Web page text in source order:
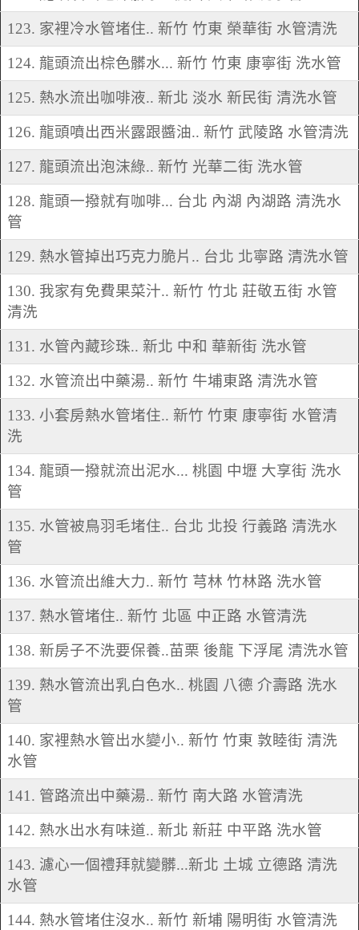
123. 家裡冷水管堵住.. 新竹 竹東 榮華街 水管清洗
124. 龍頭流出棕色髒水... 新竹 竹東 康寧街 洗水管
125. 熱水流出咖啡液.. 新北 淡水 新民街 清洗水管
126. 龍頭噴出西米露跟醬油.. 新竹 武陵路 水管清洗
127. 龍頭流出泡沫綠.. 新竹 光華二街 洗水管
128. 龍頭一撥就有咖啡... 台北 內湖 內湖路 清洗水
管
129. 熱水管掉出巧克力脆片.. 台北 北寧路 清洗水管
130. 我家有免費果菜汁.. 新竹 竹北 莊敬五街 水管
清洗
131. 水管內藏珍珠.. 新北 中和 華新街 洗水管
132. 水管流出中藥湯.. 新竹 牛埔東路 清洗水管
133. 小套房熱水管堵住.. 新竹 竹東 康寧街 水管清
洗
134. 龍頭一撥就流出泥水... 桃園 中壢 大享街 洗水
管
135. 水管被鳥羽毛堵住.. 台北 北投 行義路 清洗水
管
136. 水管流出維大力.. 新竹 芎林 竹林路 洗水管
137. 熱水管堵住.. 新竹 北區 中正路 水管清洗
138. 新房子不洗要保養..苗栗 後龍 下浮尾 清洗水管
139. 熱水管流出乳白色水.. 桃園 八德 介壽路 洗水
管
140. 家裡熱水管出水變小.. 新竹 竹東 敦睦街 清洗
水管
141. 管路流出中藥湯.. 新竹 南大路 水管清洗
142. 熱水出水有味道.. 新北 新莊 中平路 洗水管
143. 濾心一個禮拜就變髒...新北 土城 立德路 清洗
水管
144. 熱水管堵住沒水.. 新竹 新埔 陽明街 水管清洗